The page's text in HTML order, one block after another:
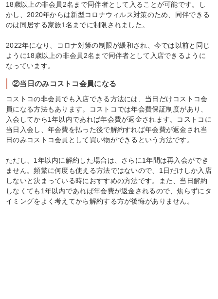
18歳以上の非会員2名まで同伴者として入ることが可能です。し
かし、2020年からは新型コロナウィルス対策のため、同伴できる
のは同居する家族1名までに制限されました。
2022年になり、コロナ対策の制限が緩和され、今では以前と同じ
ように18歳以上の非会員2名まで同伴者として入店できるように
なっています。
②当日のみコストコ会員になる
コストコの非会員でも入店できる方法には、当日だけコストコ会
員になる方法もあります。コストコでは年会費保証制度があり、
入会してから1年以内であれば年会費が返金されます。コストコに
当日入会し、年会費を払った後で解約すれば年会費が返金され当
日のみコストコ会員として買い物ができるという方法です。
ただし、1年以内に解約した場合は、さらに1年間は再入会ができ
ません。頻繁に何度も使える方法ではないので、1日だけしか入店
しないと決まっている時におすすめの方法です。また、当日解約
しなくても1年以内であれば年会費が返金されるので、焦らずにタ
イミングをよく考えてから解約する方が後悔がありません。